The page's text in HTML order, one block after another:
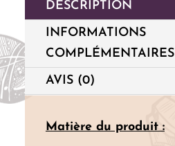
DESCRIPTION
INFORMATIONS
COMPLÉMENTAIRES
AVIS (0)
Matière du produit :